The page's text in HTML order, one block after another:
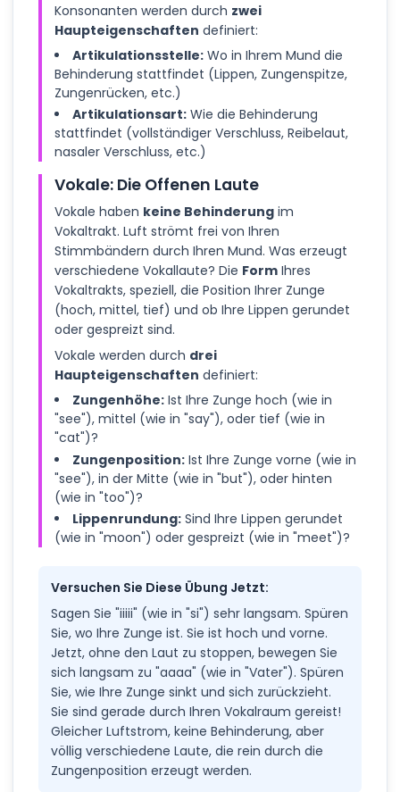
Konsonanten werden durch zwei
Haupteigenschaften definiert:
Artikulationsstelle: Wo in Ihrem Mund die
Behinderung stattfindet (Lippen, Zungenspitze,
Zungenrücken, etc.)
Artikulationsart: Wie die Behinderung
stattfindet (vollständiger Verschluss, Reibelaut,
nasaler Verschluss, etc.)
Vokale: Die Offenen Laute
Vokale haben keine Behinderung im
Vokaltrakt. Luft strömt frei von Ihren
Stimmbändern durch Ihren Mund. Was erzeugt
verschiedene Vokallaute? Die Form Ihres
Vokaltrakts, speziell, die Position Ihrer Zunge
(hoch, mittel, tief) und ob Ihre Lippen gerundet
oder gespreizt sind.
Vokale werden durch drei
Haupteigenschaften definiert:
Zungenhöhe: Ist Ihre Zunge hoch (wie in
"see"), mittel (wie in "say"), oder tief (wie in
"cat")?
Zungenposition: Ist Ihre Zunge vorne (wie in
"see"), in der Mitte (wie in "but"), oder hinten
(wie in "too")?
Lippenrundung: Sind Ihre Lippen gerundet
(wie in "moon") oder gespreizt (wie in "meet")?
Versuchen Sie Diese Übung Jetzt:
Sagen Sie "iiiii" (wie in "si") sehr langsam. Spüren
Sie, wo Ihre Zunge ist. Sie ist hoch und vorne.
Jetzt, ohne den Laut zu stoppen, bewegen Sie
sich langsam zu "aaaa" (wie in "Vater"). Spüren
Sie, wie Ihre Zunge sinkt und sich zurückzieht.
Sie sind gerade durch Ihren Vokalraum gereist!
Gleicher Luftstrom, keine Behinderung, aber
völlig verschiedene Laute, die rein durch die
Zungenposition erzeugt werden.